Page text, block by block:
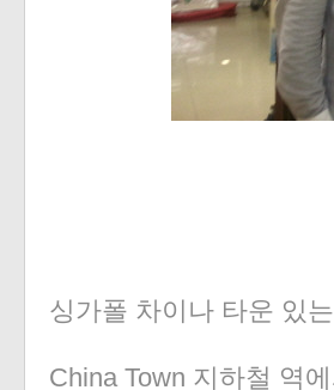
싱가폴 차이나 타운 있
China Town 지하철 역